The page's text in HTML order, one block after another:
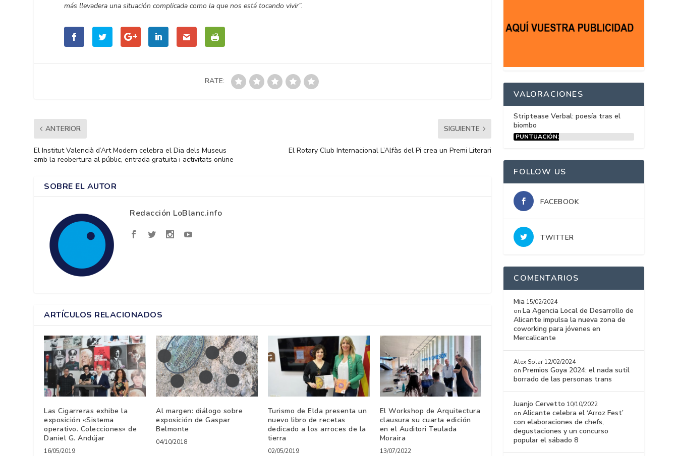
más llevadera una situación complicada como la que nos está tocando vivir”.
RATE:
ANTERIOR
El Institut Valencià d’Art Modern celebra el Dia dels Museus
amb la reobertura al públic, entrada gratuïta i activitats online
SIGUIENTE
El Rotary Club Internacional L’Alfàs del Pi crea un Premi Literari
SOBRE EL AUTOR
Redacción LoBlanc.info
ARTÍCULOS RELACIONADOS
Las Cigarreras exhibe la
exposición «Sistema
operativo. Colecciones» de
Daniel G. Andújar
16/05/2019
Al margen: diálogo sobre
exposición de Gaspar
Belmonte
04/10/2018
Turismo de Elda presenta un
nuevo libro de recetas
dedicado a los arroces de la
tierra
02/05/2019
El Workshop de Arquitectura
clausura su cuarta edición
en el Auditori Teulada
Moraira
13/07/2022
VALORACIONES
Striptease Verbal: poesía tras el
biombo
PUNTUACIÓN:
FOLLOW US
FACEBOOK
TWITTER
COMENTARIOS
Mia 15/02/2024
on La Agencia Local de Desarrollo de
Alicante impulsa la nueva zona de
coworking para jóvenes en
Mercalicante
Alex Solar 12/02/2024
on Premios Goya 2024: el nada sutil
borrado de las personas trans
Juanjo Cervetto 10/10/2022
onAlicante celebra el ‘Arroz Fest’
con elaboraciones de chefs,
degustaciones y un concurso
popular el sábado 8